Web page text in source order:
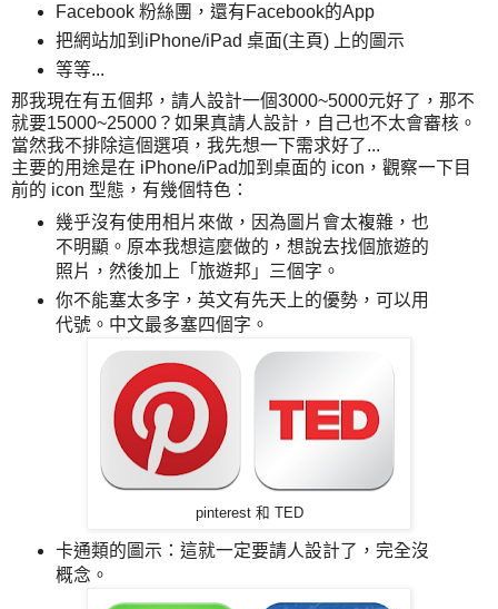
Facebook 粉絲團，還有Facebook的App
把網站加到iPhone/iPad 桌面(主頁) 上的圖示
等等...
那我現在有五個邦，請人設計一個3000~5000元好了，那不
就要15000~25000？如果真請人設計，自己也不太會審核。
當然我不排除這個選項，我先想一下需求好了...
主要的用途是在 iPhone/iPad加到桌面的 icon，觀察一下目
前的 icon 型態，有幾個特色：
幾乎沒有使用相片來做，因為圖片會太複雜，也
不明顯。原本我想這麼做的，想說去找個旅遊的
照片，然後加上「旅遊邦」三個字。
你不能塞太多字，英文有先天上的優勢，可以用
代號。中文最多塞四個字。
pinterest 和 TED
卡通類的圖示：這就一定要請人設計了，完全沒
概念。